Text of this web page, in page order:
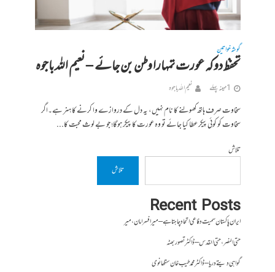
گوشہ خواتین
تحفظ دو کہ عورت تمہارا وطن بن جائے – نعیم اللہ باجوہ
1 مہینہ پہلے نعیم اللہ باجوہ
سخاوت صرف ہاتھ کھولنے کا نام نہیں، یہ دل کے دروازے وا کرنے کا ہنر ہے۔اگر
سخاوت کو کوئی پیکر عطا کیا جائے تو وہ عورت کا پیکر ہوگا؛ جو بے لوث محبت کا...
تلاش
تلاش
Recent Posts
ایران پاکستان سمیت دفاعی اتحاد چاہتا ہے – میر افسر امان،میر
حتی النصر ، حتی القدس – ڈاکٹر تصور بھٹہ
گواہی دیتے دریا – ڈاکٹر محمد طیب خان سنگھانوی